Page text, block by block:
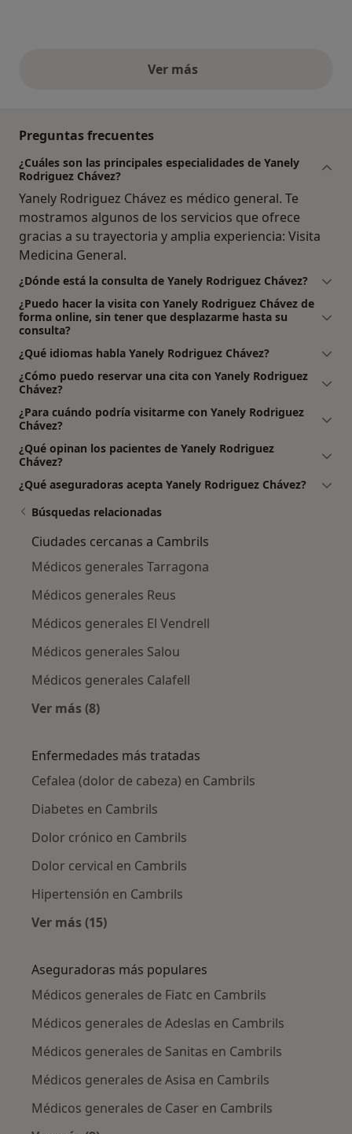
Ver másopiniones anteriores
Preguntas frecuentes
¿Cuáles son las principales especialidades de Yanely
Rodriguez Chávez?
Yanely Rodriguez Chávez es médico general. Te
mostramos algunos de los servicios que ofrece
gracias a su trayectoria y amplia experiencia: Visita
Medicina General.
¿Dónde está la consulta de Yanely Rodriguez Chávez?
¿Puedo hacer la visita con Yanely Rodriguez Chávez de
forma online, sin tener que desplazarme hasta su
consulta?
¿Qué idiomas habla Yanely Rodriguez Chávez?
¿Cómo puedo reservar una cita con Yanely Rodriguez
Chávez?
¿Para cuándo podría visitarme con Yanely Rodriguez
Chávez?
¿Qué opinan los pacientes de Yanely Rodriguez
Chávez?
¿Qué aseguradoras acepta Yanely Rodriguez Chávez?
Búsquedas relacionadas
Ciudades cercanas a Cambrils
Médicos generales Tarragona
Médicos generales Reus
Médicos generales El Vendrell
Médicos generales Salou
Médicos generales Calafell
Ver más (8)
Enfermedades más tratadas
Cefalea (dolor de cabeza) en Cambrils
Diabetes en Cambrils
Dolor crónico en Cambrils
Dolor cervical en Cambrils
Hipertensión en Cambrils
Ver más (15)
Aseguradoras más populares
Médicos generales de Fiatc en Cambrils
Médicos generales de Adeslas en Cambrils
Médicos generales de Sanitas en Cambrils
Médicos generales de Asisa en Cambrils
Médicos generales de Caser en Cambrils